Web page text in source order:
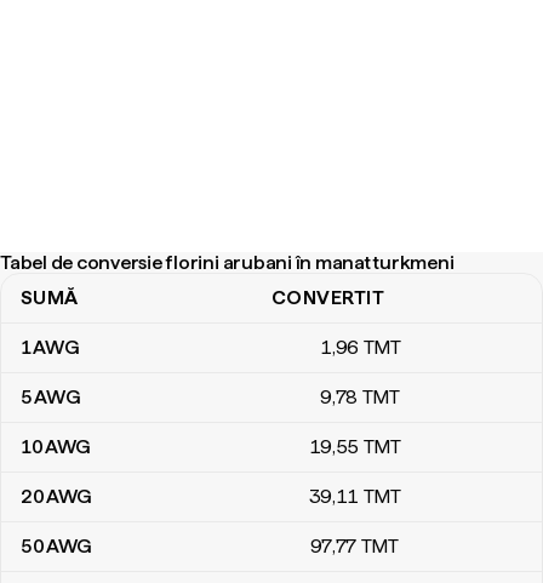
Tabel de conversie florini arubani în manat turkmeni
Tabel de conversie florini arubani în manat turkmeni
SUMĂ CONVERTIT
1AWG 1,96 TMT
5AWG 9,78 TMT
10AWG 19,55 TMT
20AWG 39,11 TMT
50AWG 97,77 TMT